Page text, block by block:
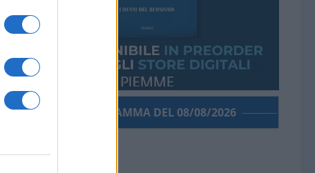
PORROGRAMMA DEL 08/08/2026